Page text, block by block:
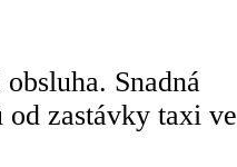
Snadná
od zastávky taxi ve